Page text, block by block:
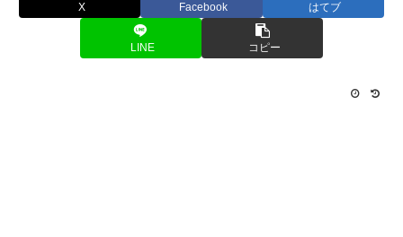
X Facebook はてブ
LINE コピー